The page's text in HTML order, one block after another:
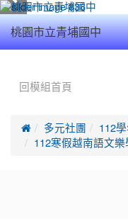
桃園市立青埔國中
回模組首頁
 多元社團
112
112寒假越南語文樂